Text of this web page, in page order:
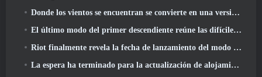
Donde los vientos se encuentran se convierte en una versión “Eastern Steampunk” 2.0
El último modo del primer descendiente reúne las difíciles batallas de intercepción del vacío y las profundidades
Riot finalmente revela la fecha de lanzamiento del modo clásico de League Of Legends
La espera ha terminado para la actualización de alojamiento para grandes jugadores de RuneScape